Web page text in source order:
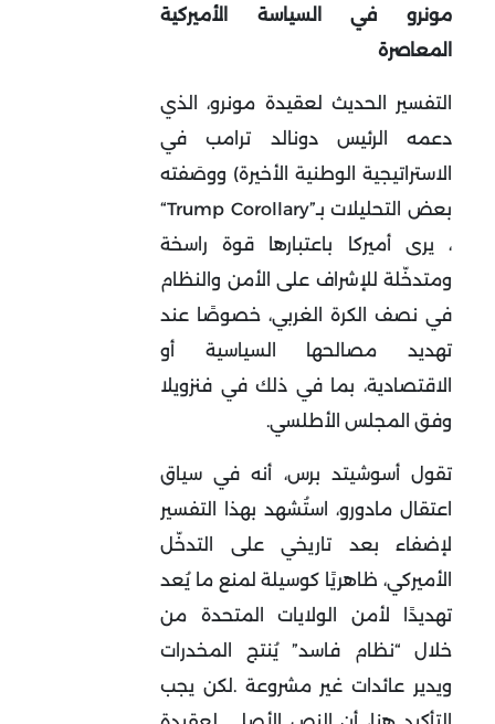
مونرو في السياسة الأميركية
المعاصرة
التفسير الحديث لعقيدة مونرو، الذي
دعمه الرئيس دونالد ترامب في
الاستراتيجية الوطنية الأخيرة( ووصَفته
بعض التحليلات بـ“Trump Corollary”
، يرى أميركا باعتبارها قوة راسخة
ومتدخّلة للإشراف على الأمن والنظام
في نصف الكرة الغربي، خصوصًا عند
تهديد مصالحها السياسية أو
الاقتصادية، بما في ذلك في فنزويلا
وفق المجلس الأطلسي.
تقول أسوشيتد برس، أنه في سياق
اعتقال مادورو، استُشهد بهذا التفسير
لإضفاء بعد تاريخي على التدخّل
الأميركي، ظاهريًا كوسيلة لمنع ما يُعد
تهديدًا لأمن الولايات المتحدة من
خلال “نظام فاسد” يُنتج المخدرات
ويدير عائدات غير مشروعة .لكن يجب